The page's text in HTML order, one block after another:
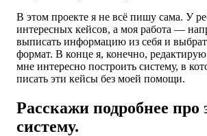
В этом проекте я не всё пишу сама. У
интересных кейсов, а моя работа —
выписать информацию из себя и
формат. В конце я, конечно, редактирую
мне интересно построить систему, в
писать эти кейсы без моей помощи.
Расскажи подробнее про
систему.